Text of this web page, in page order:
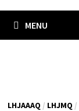
MENU
LHJAAAQ / LHJMQ /